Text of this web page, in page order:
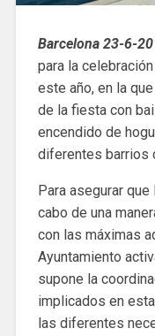
Barcelona 23-6-
para la
este año, en la
de la fiesta con
encendido de
diferentes barrios
Para asegurar
cabo de una
con las máximas
Ayuntamiento
supone la
implicados en
las diferentes